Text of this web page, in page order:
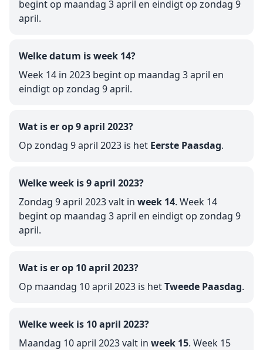
begint op maandag 3 april en eindigt op zondag 9
april.
Welke datum is week 14?
Week 14 in 2023 begint op maandag 3 april en
eindigt op zondag 9 april.
Wat is er op 9 april 2023?
Op zondag 9 april 2023 is het Eerste Paasdag.
Welke week is 9 april 2023?
Zondag 9 april 2023 valt in week 14. Week 14
begint op maandag 3 april en eindigt op zondag 9
april.
Wat is er op 10 april 2023?
Op maandag 10 april 2023 is hetTweede Paasdag.
Welke week is 10 april 2023?
Maandag 10 april 2023 valt in week 15. Week 15